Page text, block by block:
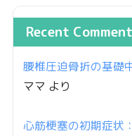
Recent
腰椎圧迫骨折の基礎
ママ より
心筋梗塞の初期症状